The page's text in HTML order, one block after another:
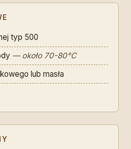
typ 500
— około 70-80°C
lub masła